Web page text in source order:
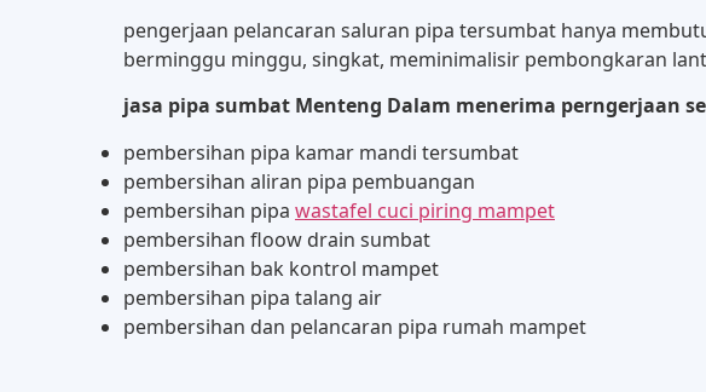
pengerjaan pelancaran saluran pipa tersumbat hanya
berminggu minggu, singkat, meminimalisir pembongkaran
jasa pipa sumbat Menteng Dalam menerima perngerjaan
pembersihan pipa kamar mandi tersumbat
pembersihan aliran pipa pembuangan
pembersihan pipa wastafel cuci piring mampet
pembersihan floow drain sumbat
pembersihan bak kontrol mampet
pembersihan pipa talang air
pembersihan dan pelancaran pipa rumah mampet